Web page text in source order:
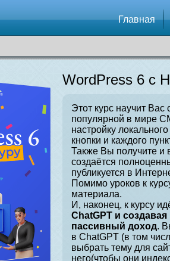
Главная
WordPress 6 с
Этот курс научит
популярной в мире
настройку
кнопки и каждого
Также Вы получите и
создаётся
публикуется в
Помимо уроков к
материала.
И, наконец, к курсу
ChatGPT и
пассивный доход.
в ChatGPT (в том
выбрать тему для
него(чтобы они